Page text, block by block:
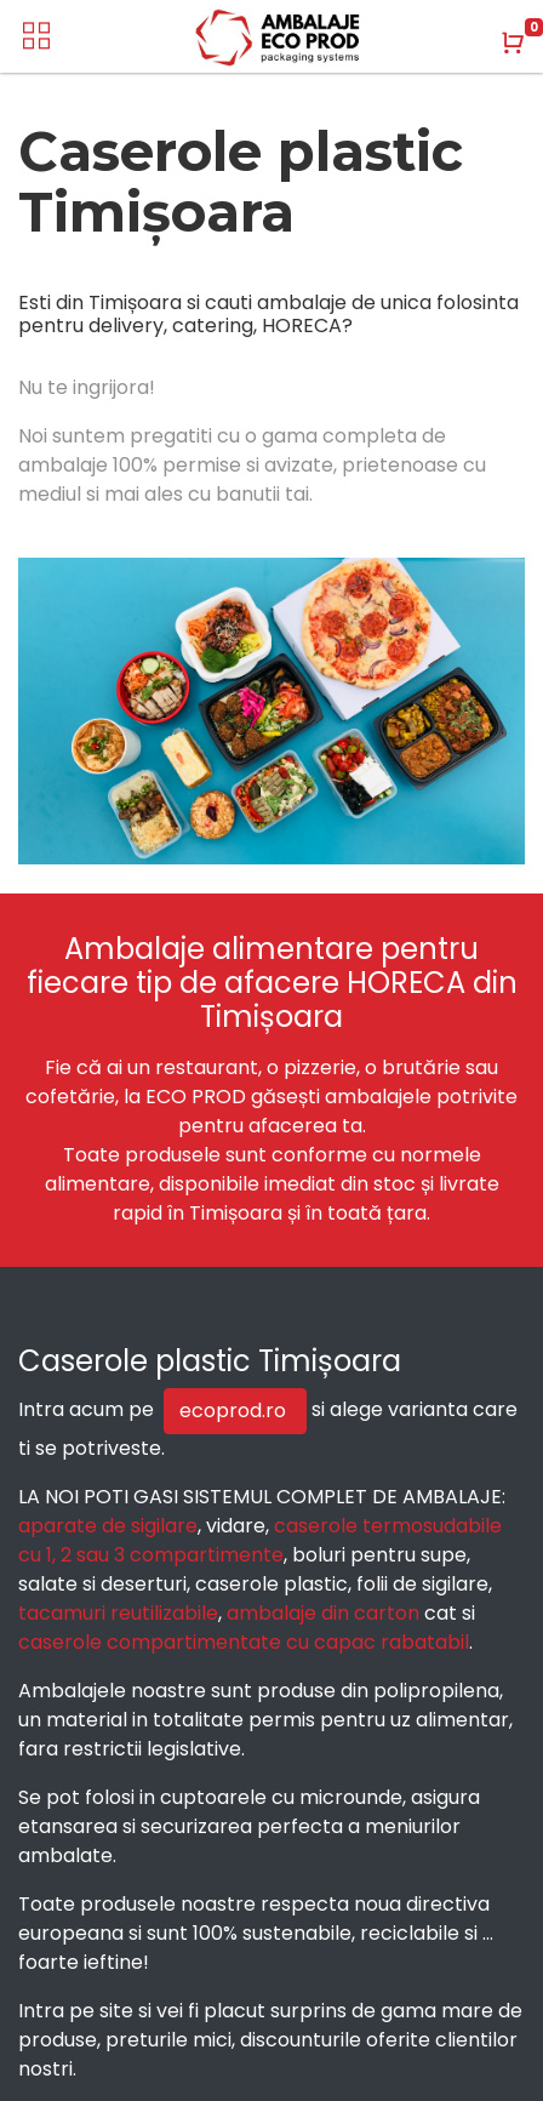
0
Caserole plastic
Timișoara
Esti din Timișoara si cauti ambalaje de unica folosinta
pentru delivery, catering, HORECA?
Nu te ingrijora!
Noi suntem pregatiti cu o gama completa de
ambalaje 100% permise si avizate, prietenoase cu
mediul si mai ales cu banutii tai.
Ambalaje alimentare pentru
fiecare tip de afacere HORECA din
Timișoara
Fie că ai un restaurant, o pizzerie, o brutărie sau
cofetărie, la ECO PROD găsești ambalajele potrivite
pentru afacerea ta.
Toate produsele sunt conforme cu normele
alimentare, disponibile imediat din stoc și livrate
rapid în Timișoara și în toată țara.
Caserole plastic Timișoara
Intra acum pe ecoprod.ro
si alege varianta care
ti se potriveste.
LA NOI POTI GASI SISTEMUL COMPLET DE AMBALAJE:
aparate de sigilare, vidare,caserole termosudabile
cu 1, 2 sau 3 compartimente, boluri pentru supe,
salate si deserturi, caserole plastic, folii de sigilare,
tacamuri reutilizabile,ambalaje din carton cat si
caserole compartimentate cu capac rabatabil.
Ambalajele noastre sunt produse din polipropilena,
un material in totalitate permis pentru uz alimentar,
fara restrictii legislative.
Se pot folosi in cuptoarele cu microunde, asigura
etansarea si securizarea perfecta a meniurilor
ambalate.
Toate produsele noastre respecta noua directiva
europeana si sunt 100% sustenabile, reciclabile si ...
foarte ieftine!
Intra pe site si vei fi placut surprins de gama mare de
produse, preturile mici, discounturile oferite clientilor
nostri.